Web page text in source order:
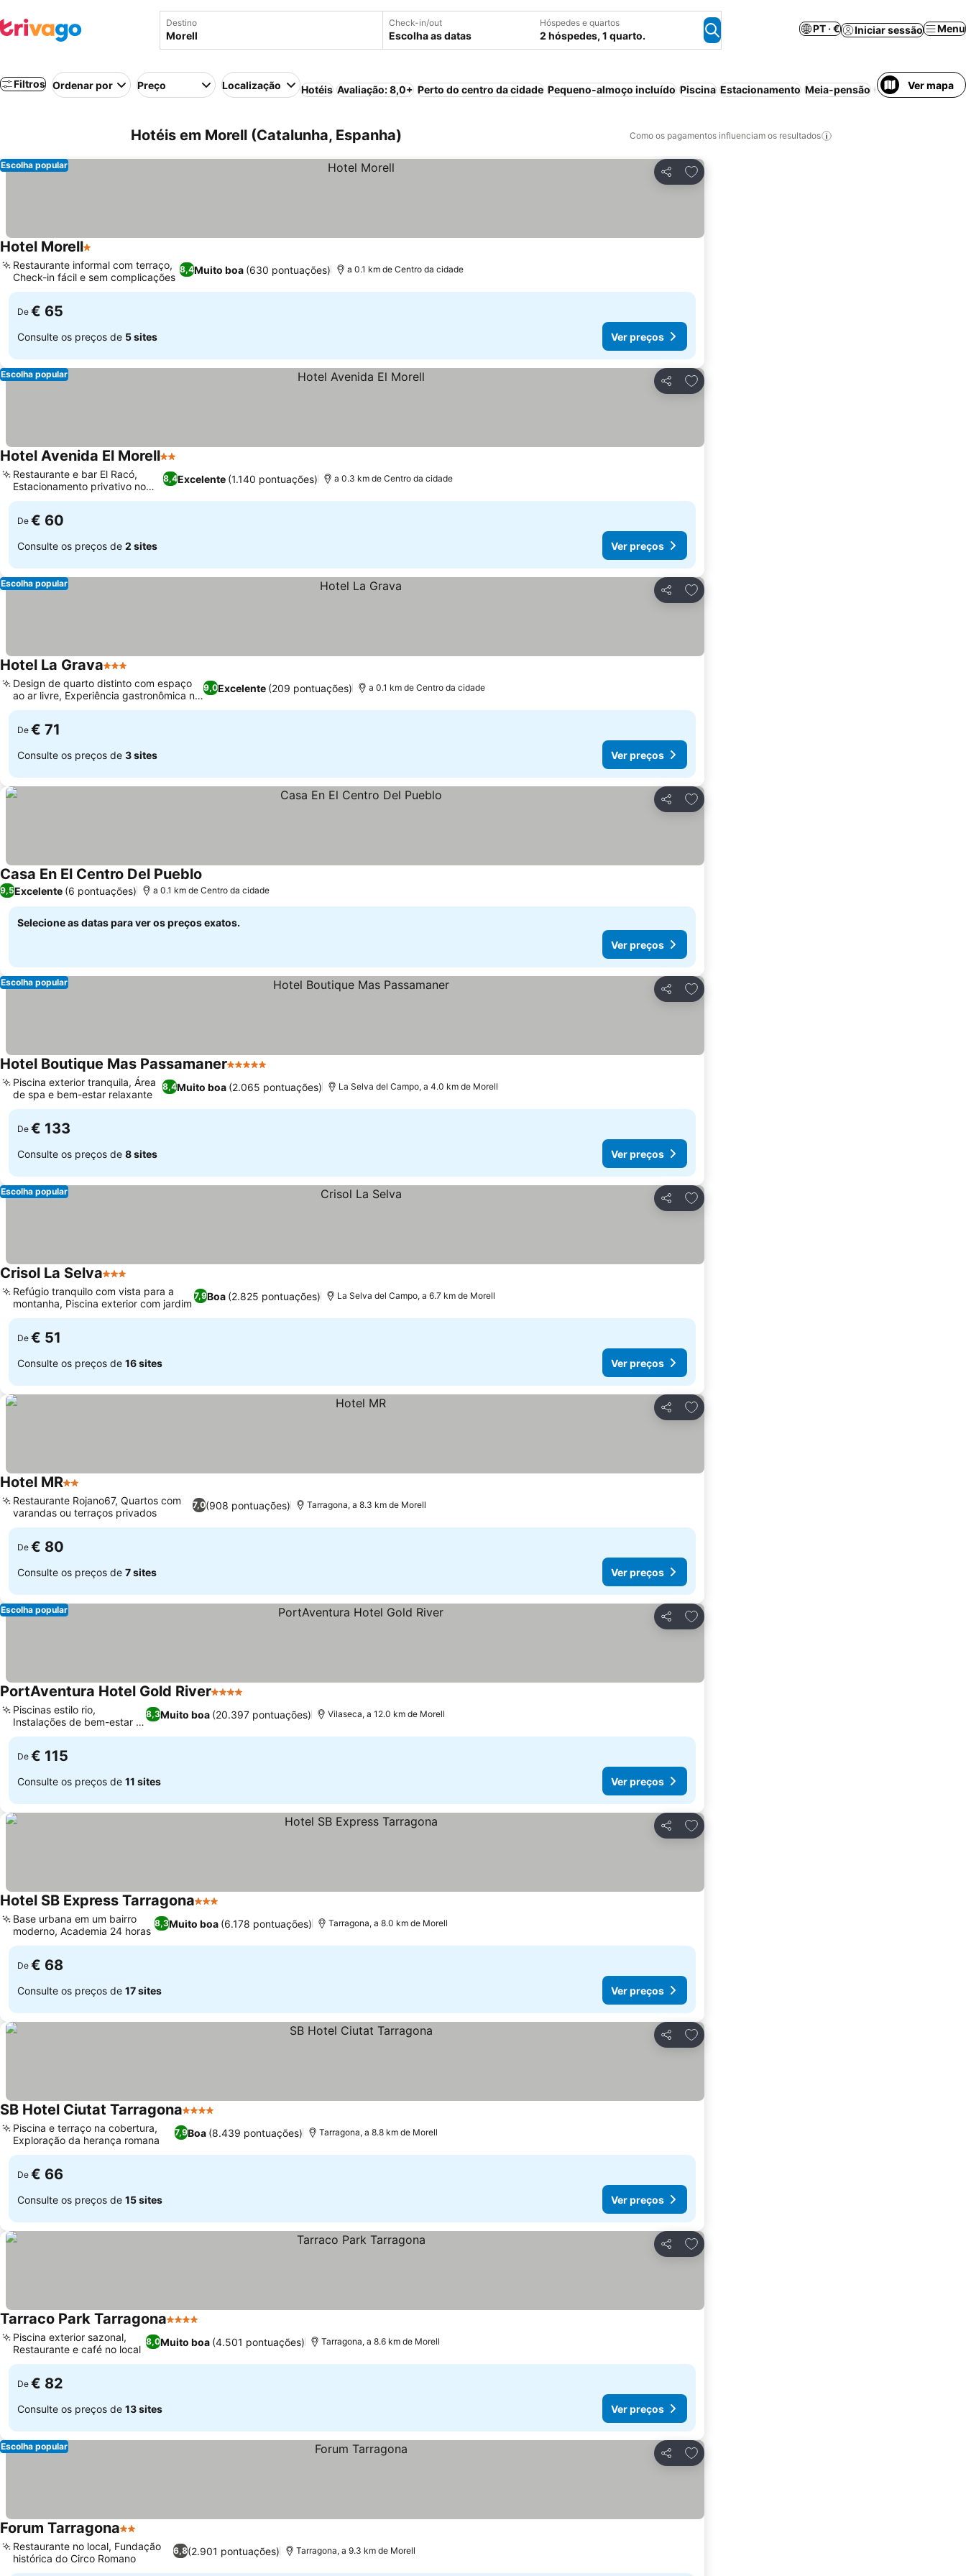
Destino Check-in/out
Escolha as datas
Hóspedes e quartos
2 hóspedes, 1 quarto.
PT · € Iniciar sessão Menu
Filtros Ordenar por Preço Localização Hotéis Avaliação: 8,0+ Perto do centro da cidade Pequeno-almoço incluído Piscina Estacionamento Meia-pensão Cancelamento
Ver mapa
Hotéis em Morell (Catalunha, Espanha) Como os pagamentos influenciam os resultados
Partilhar
Adicionar aos favoritos
Escolha popular
Hotel Morell1 Estrelas
8,4Muito boa (630 pontuações)
Restaurante informal com terraço,
Check-in fácil e sem complicações
a 0.1 km de Centro da cidade
De € 65
Consulte os preços de 5 sites Ver preços
Partilhar
Adicionar aos favoritos
Escolha popular
Hotel Avenida El Morell2 Estrelas
8,4Excelente (1.140 pontuações)
Restaurante e bar El Racó,
Estacionamento privativo no
local
a 0.3 km de Centro da cidade
De € 60
Consulte os preços de 2 sites Ver preços
Partilhar
Adicionar aos favoritos
Escolha popular
Hotel La Grava3 Estrelas
9,0Excelente (209 pontuações)
Design de quarto distinto com espaço
ao ar livre, Experiência gastronômica no
local
a 0.1 km de Centro da cidade
De € 71
Consulte os preços de 3 sites Ver preços
Partilhar
Adicionar aos favoritos
Casa En El Centro Del Pueblo
9,5Excelente (6 pontuações) a 0.1 km de Centro da cidade
Selecione as datas para ver os preços exatos.
Ver preços
Partilhar
Adicionar aos favoritos
Escolha popular
Hotel Boutique Mas Passamaner5 Estrelas
8,4Muito boa (2.065 pontuações)
Piscina exterior tranquila, Área
de spa e bem-estar relaxante
La Selva del Campo, a 4.0 km de Morell
De € 133
Consulte os preços de 8 sites Ver preços
Partilhar
Adicionar aos favoritos
Escolha popular
Crisol La Selva3 Estrelas
7,9Boa (2.825 pontuações)
Refúgio tranquilo com vista para a
montanha, Piscina exterior com jardim
La Selva del Campo, a 6.7 km de Morell
De € 51
Consulte os preços de 16 sites Ver preços
Partilhar
Adicionar aos favoritos
Hotel MR2 Estrelas
7,0(908 pontuações)
Restaurante Rojano67, Quartos com
varandas ou terraços privados
Tarragona, a 8.3 km de Morell
De € 80
Consulte os preços de 7 sites Ver preços
Partilhar
Adicionar aos favoritos
Escolha popular
PortAventura Hotel Gold River4 Estrelas
8,3Muito boa (20.397 pontuações)
Piscinas estilo rio,
Instalações de bem-estar e
fitness
Vilaseca, a 12.0 km de Morell
De € 115
Consulte os preços de 11 sites Ver preços
Partilhar
Adicionar aos favoritos
Hotel SB Express Tarragona3 Estrelas
8,3Muito boa (6.178 pontuações)
Base urbana em um bairro
moderno, Academia 24 horas
Tarragona, a 8.0 km de Morell
De € 68
Consulte os preços de 17 sites Ver preços
Partilhar
Adicionar aos favoritos
SB Hotel Ciutat Tarragona4 Estrelas
7,9Boa (8.439 pontuações)
Piscina e terraço na cobertura,
Exploração da herança romana
Tarragona, a 8.8 km de Morell
De € 66
Consulte os preços de 15 sites Ver preços
Partilhar
Adicionar aos favoritos
Tarraco Park Tarragona4 Estrelas
8,0Muito boa (4.501 pontuações)
Piscina exterior sazonal,
Restaurante e café no local
Tarragona, a 8.6 km de Morell
De € 82
Consulte os preços de 13 sites Ver preços
Partilhar
Adicionar aos favoritos
Escolha popular
Forum Tarragona2 Estrelas
6,8(2.901 pontuações)
Restaurante no local, Fundação
histórica do Circo Romano
Tarragona, a 9.3 km de Morell